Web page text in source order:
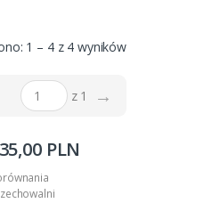
1 – 4 z 4 wyników
z 1 →
35,00 PLN